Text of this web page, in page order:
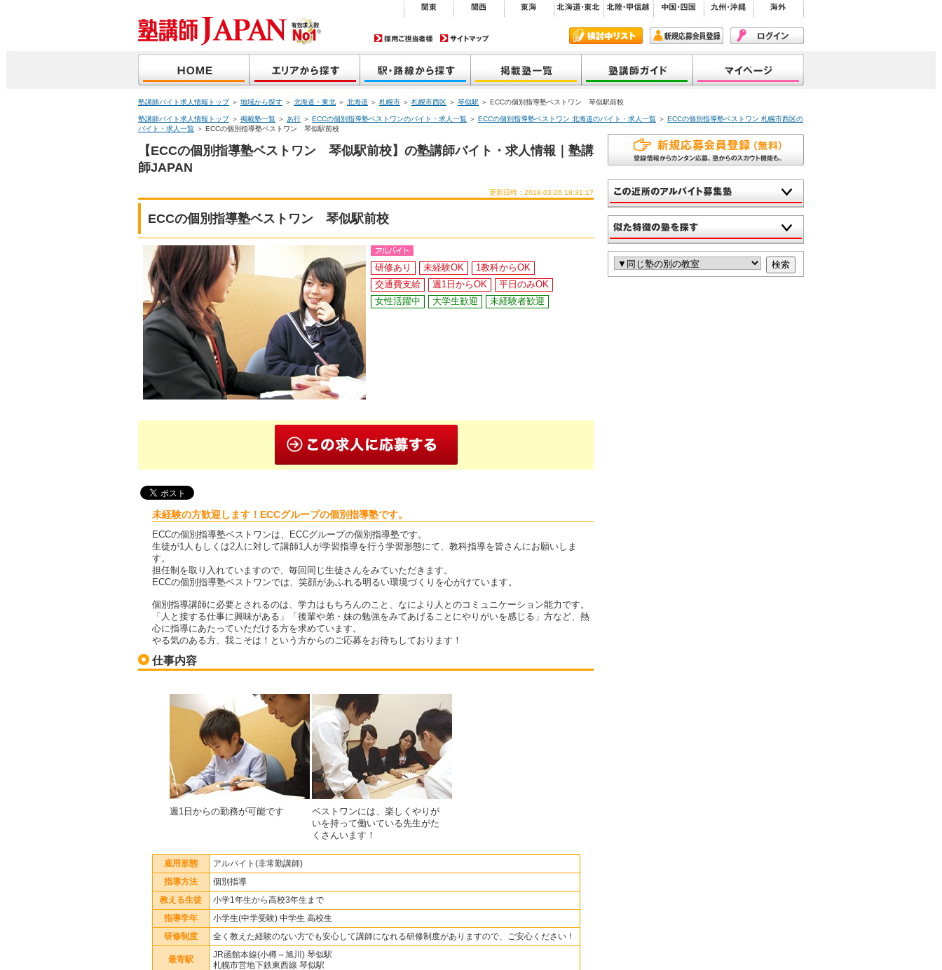
塾講師バイト求人情報トップ＞ 地域から探す ＞ 北海道・東北 ＞ 北海道 ＞ 札幌市 ＞ 札幌市西区 ＞ 琴似駅 ＞ ECCの個別指導塾ベストワン 琴似駅前校
塾講師バイト求人情報トップ＞ 掲載塾一覧 ＞ あ行 ＞ ECCの個別指導塾ベストワンのバイト・求人一覧 ＞ ECCの個別指導塾ベストワン 北海道のバイト・求人一覧 ＞ ECCの個別指導塾ベストワン 札幌市西区の
バイト・求人一覧 ＞ ECCの個別指導塾ベストワン 琴似駅前校
【ECCの個別指導塾ベストワン 琴似駅前校】の塾講師バイト・求人情報｜塾講
師JAPAN
更新日時：2018-03-26 19:31:17
ECCの個別指導塾ベストワン 琴似駅前校
研修あり 未経験OK
1教科からOK
交通費支給
週1日からOK
平日のみOK
女性活躍中
大学生歓迎 未経験者歓迎
未経験の方歓迎します！ECCグループの個別指導塾です。
ECCの個別指導塾ベストワンは、ECCグループの個別指導塾です。
生徒が1人もしくは2人に対して講師1人が学習指導を行う学習形態にて、教科指導を皆さんにお願いしま
す。
担任制を取り入れていますので、毎回同じ生徒さんをみていただきます。
ECCの個別指導塾ベストワンでは、笑顔があふれる明るい環境づくりを心がけています。
個別指導講師に必要とされるのは、学力はもちろんのこと、なにより人とのコミュニケーション能力です。
「人と接する仕事に興味がある」「後輩や弟・妹の勉強をみてあげることにやりがいを感じる」方など、熱
心に指導にあたっていただける方を求めています。
やる気のある方、我こそは！という方からのご応募をお待ちしております！
仕事内容
週1日からの勤務が可能です
ベストワンには、楽しくやりが
いを持って働いている先生がた
くさんいます！
雇用形態 アルバイト(非常勤講師)
指導方法 個別指導
教える生徒 小学1年生から高校3年生まで
指導学年 小学生(中学受験) 中学生 高校生
研修制度 全く教えた経験のない方でも安心して講師になれる研修制度がありますので、ご安心ください！
最寄駅
JR函館本線(小樽～旭川) 琴似駅
札幌市営地下鉄東西線 琴似駅